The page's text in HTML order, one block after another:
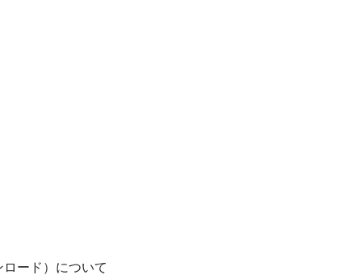
ード）について